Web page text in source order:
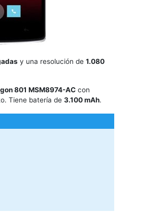
y una resolución de 1.080
801 MSM8974-AC con
Tiene batería de 3.100 mAh.